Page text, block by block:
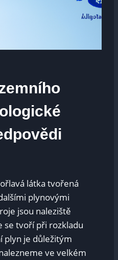
látka‍ tvořená
plynovými
jsou ​naleziště
se⁢ tvoří při rozkladu
plyn je ​důležitým
ve velkém